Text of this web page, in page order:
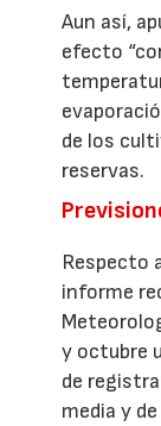
Aun así,
efecto
de los
reservas.
Respecto
informe
y octubre
de
media y